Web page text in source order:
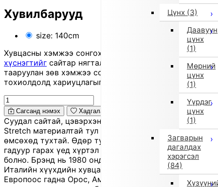
Цүнх (3)
Даавуун
цүнх
(1)
Мөрний
цүнх
(1)
Үүрдэг
цүнх
(1)
Загварын
дагалдах
хэрэгсэл
(84)
Хувилбарууд
size: 140cm
Хувцасны хэмжээ сонгохдоо
хэмжээ сонгох
хүснэгтийг сайтар нягталж, биеийн хэмжээтэйгээ
тааруулан зөв хэмжээ сонгоно уу, хувцас таарахгүй
тохиолдолд хариуцлагыг захиалагч өөрөө хүлээнэ.
Сагсанд нэмэх Хадгалах
Суудал сайтай, цэвэрхэн силуэттэй skinny өмд.
Stretch материалтай тул хөдөлгөөнд эвтэйхэн,
өмсөхөд тухтай. Өдөр тутмын хэрэглээнээс эхлээд
гадуур гарах үед хүртэл олон төрлөөр хэрэглэж
болно. Брэнд нь 1980 онд Giovanna Miletti байгуулсан
Италийн хүүхдийн хувцасны 'Il Gufo'. Одоогоор
Европоос гадна Орос, Америк, Ази зэрэг дэлхий